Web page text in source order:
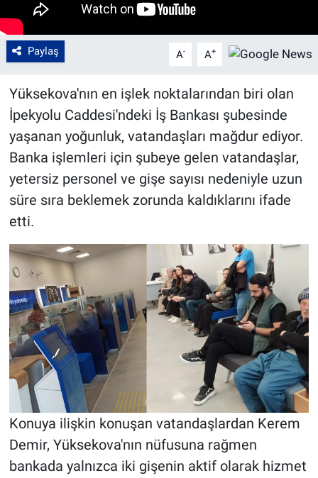
Paylaş A- A+
Yüksekova'nın en işlek noktalarından biri olan
İpekyolu Caddesi'ndeki İş Bankası şubesinde
yaşanan yoğunluk, vatandaşları mağdur ediyor.
Banka işlemleri için şubeye gelen vatandaşlar,
yetersiz personel ve gişe sayısı nedeniyle uzun
süre sıra beklemek zorunda kaldıklarını ifade
etti.
Konuya ilişkin konuşan vatandaşlardan Kerem
Demir, Yüksekova'nın nüfusuna rağmen
bankada yalnızca iki gişenin aktif olarak hizmet